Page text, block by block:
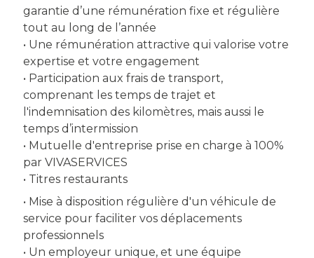
garantie d’une rémunération fixe et régulière
tout au long de l’année
• Une rémunération attractive qui valorise votre
expertise et votre engagement
• Participation aux frais de transport,
comprenant les temps de trajet et
l'indemnisation des kilomètres, mais aussi le
temps d’intermission
• Mutuelle d'entreprise prise en charge à 100%
par VIVASERVICES
• Titres restaurants
• Mise à disposition régulière d'un véhicule de
service pour faciliter vos déplacements
professionnels
• Un employeur unique, et une équipe